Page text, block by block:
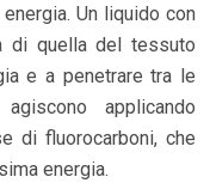
Un liquido con
di quella del tessuto
e a penetrare tra le
applicando
di fluorocarboni, che
energia.